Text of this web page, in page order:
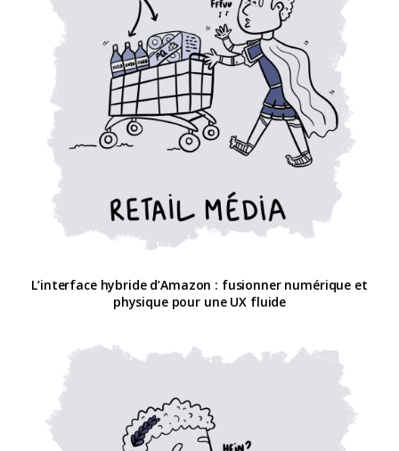
L’interface hybride d’Amazon : fusionner numérique et
physique pour une UX fluide